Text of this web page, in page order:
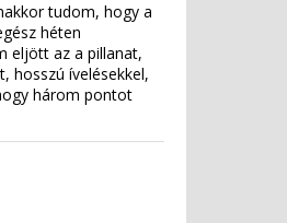
tudom, hogy a
héten
eljött az a pillanat,
hosszú ívelésekkel,
három pontot